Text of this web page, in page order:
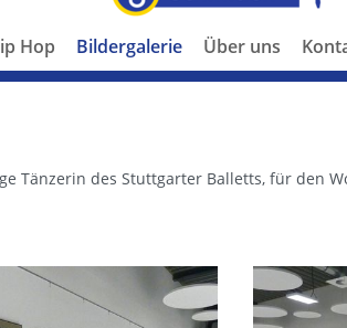
Hop Bildergalerie Über uns
Tänzerin des Stuttgarter Balletts, für den